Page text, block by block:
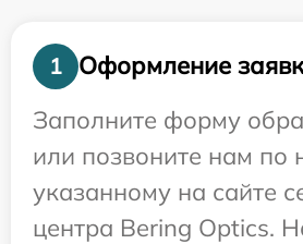
1
Оформление
Заполните форму
или позвоните нам по
указанному на сайте
центра Bering Optics.